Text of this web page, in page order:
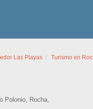
Las Playas Turismo en
Polonio, Rocha,